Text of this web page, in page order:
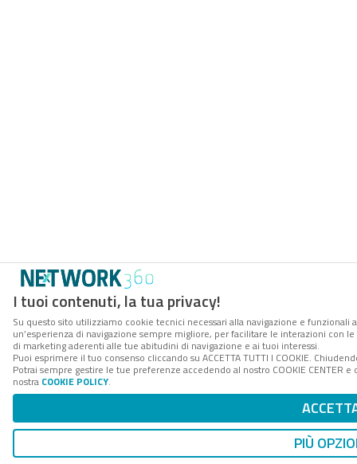
I tuoi contenuti, la tua privacy!
Su questo sito utilizziamo cookie tecnici necessari alla navigazione e
un’esperienza di navigazione sempre migliore, per facilitare le interazioni con
di marketing aderenti alle tue abitudini di navigazione e ai tuoi interessi.
Puoi esprimere il tuo consenso cliccando su ACCETTA TUTTI I COOKIE.
Potrai sempre gestire le tue preferenze accedendo al nostro COOKIE
nostra COOKIE POLICY.
PIÙ